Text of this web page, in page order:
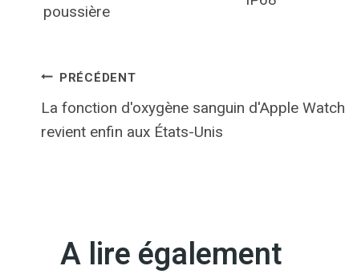
poussière
Navigation
de
PRÉCÉDENT
La fonction d'oxygène sanguin d'Apple Watch
revient enfin aux États-Unis
A lire également